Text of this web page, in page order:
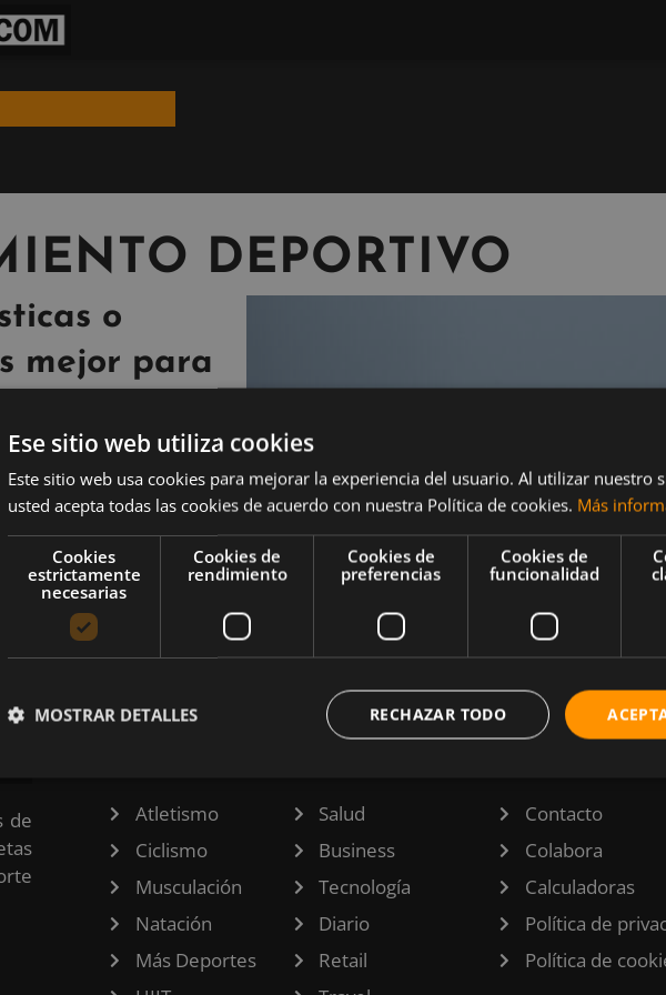
DEPORTIVO
o
mejor para
tu propio gimnasio
preguntado si sería
Al respecto
implementos tiene sus
es mejor.
de
Atletismo
Ciclismo
Musculación
Natación
Más Deportes
Salud
Business
Tecnología
Diario
Retail
Contacto
Colabora
Calculadoras
Política de
Política de
Ese sitio web utiliza cookies
Este sitio web usa cookies para mejorar la experiencia del usuario. Al utilizar nuestro
usted acepta todas las cookies de acuerdo con nuestra Política de cookies. Más
Cookies
estrictamente
necesarias
Cookies de
rendimiento
Cookies de
preferencias
Cookies de
funcionalidad
RECHAZAR TODO
MOSTRAR DETALLES